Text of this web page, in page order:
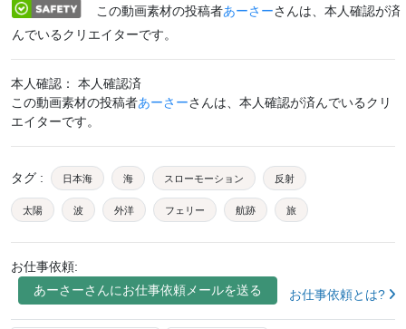
この動画素材の投稿者あーさーさんは、本人確認が済
んでいるクリエイターです。
本人確認： 本人確認済
この動画素材の投稿者あーさーさんは、本人確認が済んでいるクリ
エイターです。
タグ : 日本海 海 スローモーション 反射
太陽 波 外洋 フェリー 航跡 旅
船旅 キラキラ
お仕事依頼:
あーさーさんにお仕事依頼メールを送る お仕事依頼とは?